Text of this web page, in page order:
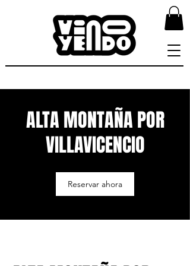
ALTA MONTAÑA POR
VILLAVICENCIO
Reservar ahora